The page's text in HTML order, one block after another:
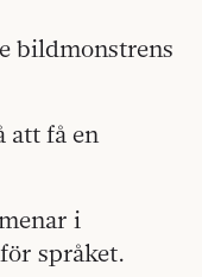
bildmonstrens
att få en
i
språket.